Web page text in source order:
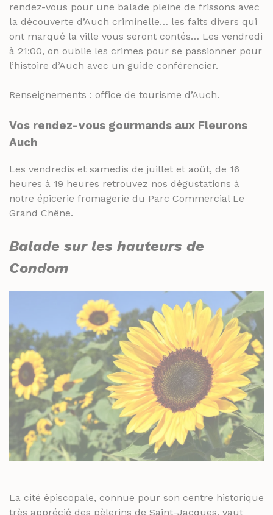
rendez-vous pour une balade pleine de frissons avec
la découverte d’Auch criminelle… les faits divers qui
ont marqué la ville vous seront contés… Les vendredi
à 21:00, on oublie les crimes pour se passionner pour
l’histoire d’Auch avec un guide conférencier.
Renseignements : office de tourisme d’Auch.
Vos rendez-vous gourmands aux Fleurons
Auch
Les vendredis et samedis de juillet et août, de 16
heures à 19 heures retrouvez nos dégustations à
notre épicerie fromagerie du Parc Commercial Le
Grand Chêne.
Balade sur les hauteurs de
Condom
La cité épiscopale, connue pour son centre historique
très apprécié des pèlerins de Saint-Jacques, vaut